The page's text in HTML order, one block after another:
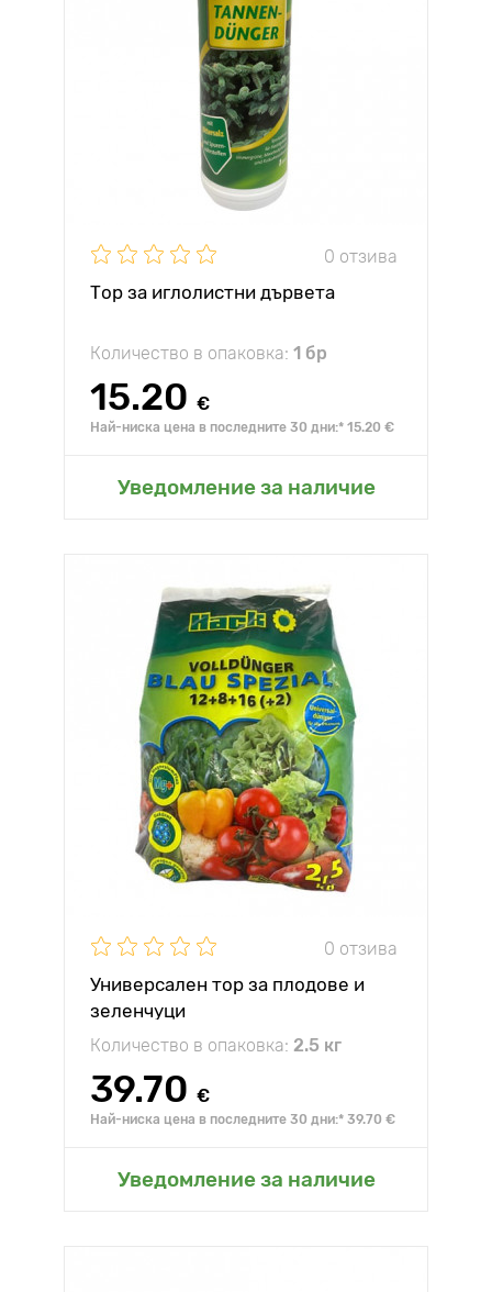
0 отзива
Тор за иглолистни дървета
Количество в опаковка: 1 бр
15.20 €
Най-ниска цена в последните 30 дни:* 15.20 €
Уведомление за наличие
0 отзива
Универсален тор за плодове и
зеленчуци
Количество в опаковка: 2.5 кг
39.70 €
Най-ниска цена в последните 30 дни:* 39.70 €
Уведомление за наличие